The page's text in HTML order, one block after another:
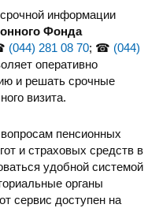
информации
Фонда
(044) 281 08 70; ☎ (044)
оперативно
и решать срочные
визита.
пенсионных
и страховых средств в
удобной системой
органы
сервис доступен на